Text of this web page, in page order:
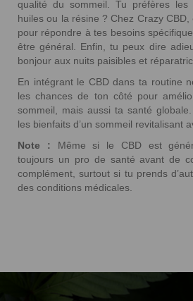
qualité du sommeil. Tu préfères
huiles ou la résine ? Chez Crazy CBD,
pour répondre à tes besoins
être général. Enfin, tu peux dire
bonjour aux nuits paisibles et
En intégrant le CBD dans ta routine
les chances de ton côté pour
sommeil, mais aussi ta santé
les bienfaits d’un sommeil revitalisant
Note : Même si le CBD est
toujours un pro de santé avant de
complément, surtout si tu prends
des conditions médicales.